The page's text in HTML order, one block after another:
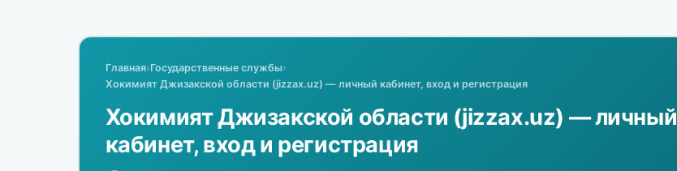
Главная›Государственные службы›
Хокимият Джизакской области (jizzax.uz) — личный кабинет, вход и регистрация
Хокимият Джизакской области (jizzax.uz) — личный
кабинет, вход и регистрация